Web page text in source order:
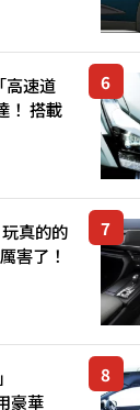
高速道
！ 搭載
的動
真的的
害了！
的
豪華